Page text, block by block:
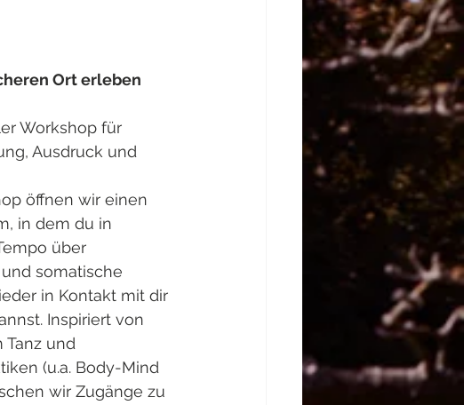
Ort erleben
Workshop für
Ausdruck und
öffnen wir einen
in dem du in
über
somatische
in Kontakt mit dir
Inspiriert von
Tanz und
(u.a. Body-Mind
wir Zugänge zu